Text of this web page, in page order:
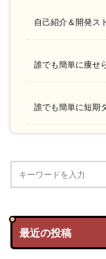
自己紹介＆開発ス
誰でも簡単に痩せ
誰でも簡単に短期
最近の投稿